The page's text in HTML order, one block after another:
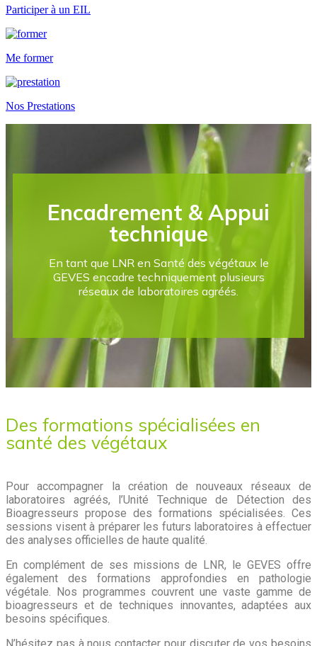
Participer à un EIL
Me former
Nos Prestations
Encadrement & Appui
technique
En tant que LNR en Santé des végétaux le
GEVES encadre techniquement plusieurs
réseaux de laboratoires agréés.
Des formations spécialisées en
santé des végétaux
Pour accompagner la création de nouveaux réseaux de
laboratoires agréés, l’Unité Technique de Détection des
Bioagresseurs propose des formations spécialisées. Ces
sessions visent à préparer les futurs laboratoires à effectuer
des analyses officielles de haute qualité.
En complément de ses missions de LNR, le GEVES offre
également des formations approfondies en pathologie
végétale. Nos programmes couvrent une vaste gamme de
bioagresseurs et de techniques innovantes, adaptées aux
besoins spécifiques.